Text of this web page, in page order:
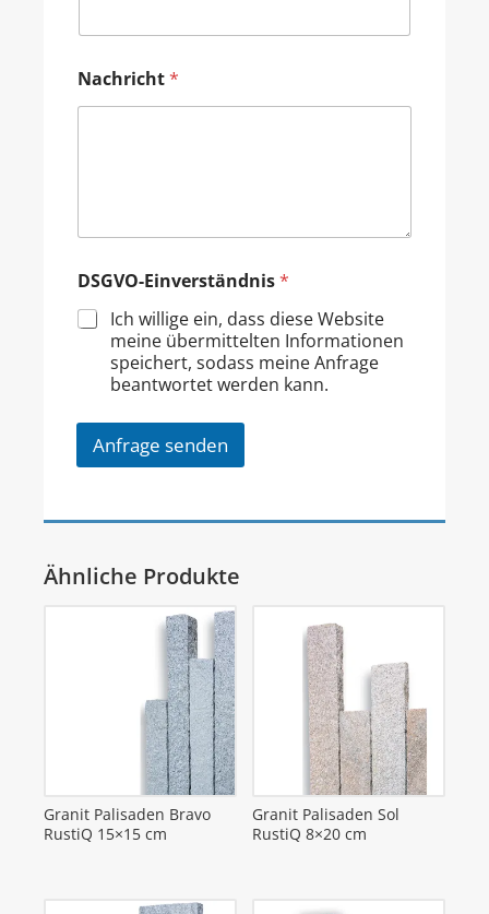
Nachricht*
DSGVO-Einverständnis*
Ich willige ein, dass diese Website
meine übermittelten Informationen
speichert, sodass meine Anfrage
beantwortet werden kann.
Anfrage senden
Ähnliche Produkte
Granit Palisaden Bravo
RustiQ 15×15 cm
Granit Palisaden Sol
RustiQ 8×20 cm